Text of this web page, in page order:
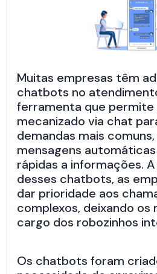
Muitas empresas têm
chatbots no
ferramenta que
mecanizado via chat
demandas mais
mensagens
rápidas a informações.
desses chatbots, as
dar prioridade aos
complexos, deixando os
cargo dos robozinhos
Os chatbots foram